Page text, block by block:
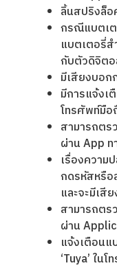
ลิ้นสปริงล็
กรณีแบตเต
แบตเตอรี่
กับตัวดิจิตอ
มีเสียงบอก
มีการแจ้งเ
โทรศัพท์มือ
สามารถตร
ผ่าน App
เรื่องความ
กดรหัสหรื
และจะมีเสี
สามารถตร
ผ่าน
แจ้งเตือน
‘Tuya’ ใน